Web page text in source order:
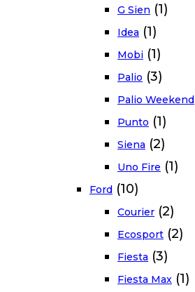
G Sien (1)
Idea (1)
Mobi (1)
Palio (3)
Palio Weekend
Punto (1)
Siena (2)
Uno Fire (1)
Ford (10)
Courier (2)
Ecosport (2)
Fiesta (3)
Fiesta Max (1)